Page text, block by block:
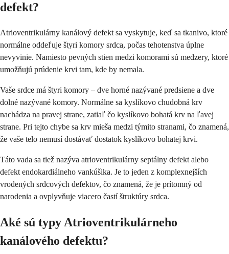
defekt?
Atrioventrikulárny kanálový defekt sa vyskytuje, keď sa tkanivo, ktoré
normálne oddeľuje štyri komory srdca, počas tehotenstva úplne
nevyvinie. Namiesto pevných stien medzi komorami sú medzery, ktoré
umožňujú prúdenie krvi tam, kde by nemala.
Vaše srdce má štyri komory – dve horné nazývané predsiene a dve
dolné nazývané komory. Normálne sa kyslíkovo chudobná krv
nachádza na pravej strane, zatiaľ čo kyslíkovo bohatá krv na ľavej
strane. Pri tejto chybe sa krv mieša medzi týmito stranami, čo znamená,
že vaše telo nemusí dostávať dostatok kyslíkovo bohatej krvi.
Táto vada sa tiež nazýva atrioventrikulárny septálny defekt alebo
defekt endokardiálneho vankúšika. Je to jeden z komplexnejších
vrodených srdcových defektov, čo znamená, že je prítomný od
narodenia a ovplyvňuje viacero častí štruktúry srdca.
Aké sú typy Atrioventrikulárneho
kanálového defektu?